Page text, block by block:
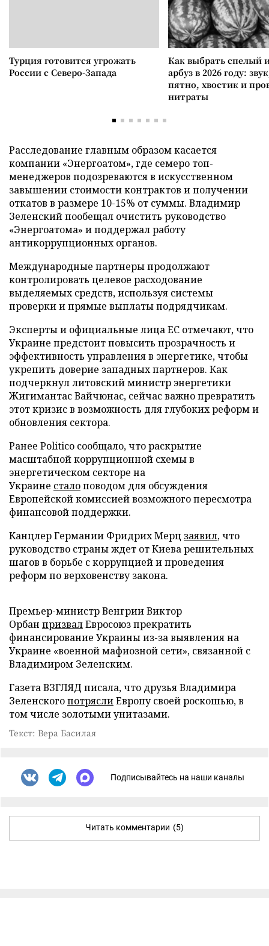
Турция готовится угрожать
России с Северо-Запада
Как выбрать спелый
арбуз в 2026 году:
пятно, хвостик и
нитраты
Расследование главным образом касается
компании «Энергоатом», где семеро топ-
менеджеров подозреваются в искусственном
завышении стоимости контрактов и получении
откатов в размере 10-15% от суммы. Владимир
Зеленский пообещал очистить руководство
«Энергоатома» и поддержал работу
антикоррупционных органов.
Международные партнеры продолжают
контролировать целевое расходование
выделяемых средств, используя системы
проверки и прямые выплаты подрядчикам.
Эксперты и официальные лица ЕС отмечают, что
Украине предстоит повысить прозрачность и
эффективность управления в энергетике, чтобы
укрепить доверие западных партнеров. Как
подчеркнул литовский министр энергетики
Жигимантас Вайчюнас, сейчас важно превратить
этот кризис в возможность для глубоких реформ и
обновления сектора.
Ранее Politico сообщало, что раскрытие
масштабной коррупционной схемы в
энергетическом секторе на
Украине сталоповодом для обсуждения
Европейской комиссией возможного пересмотра
финансовой поддержки.
Канцлер Германии Фридрих Мерц заявил, что
руководство страны ждет от Киева решительных
шагов в борьбе с коррупцией и проведения
реформ по верховенству закона.
Премьер-министр Венгрии Виктор
Орбан призвалЕвросоюз прекратить
финансирование Украины из-за выявления на
Украине «военной мафиозной сети», связанной с
Владимиром Зеленским.
Газета ВЗГЛЯД писала, что друзья Владимира
ЗеленскогопотряслиЕвропу своей роскошью, в
том числе золотыми унитазами.
Текст: Вера Басилая
Подписывайтесь на наши каналы
Читать комментарии (5)